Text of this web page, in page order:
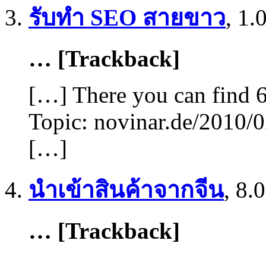
รับทำ SEO สายขาว,
… [Trackback]
[…] There you can find
Topic: novinar.de/
[…]
นำเข้าสินค้าจากจีน,
… [Trackback]